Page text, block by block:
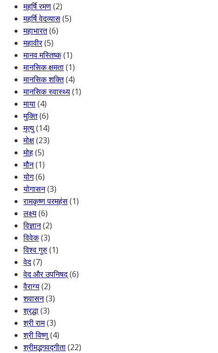
महर्षि रमण(2)
महर्षि वेदव्यास(5)
महाभारत(6)
महावीर(5)
मानव मस्तिष्क(1)
मानसिक क्षमता(1)
मानसिक शक्ति(4)
मानसिक स्वास्थ्य(1)
माया(4)
मुक्ति(6)
मृत्यु(14)
मोक्ष(23)
मोह(5)
मौन(1)
योग(6)
योगासन(3)
रामकृष्ण परमहंस(1)
लक्ष्य(6)
विज्ञान(2)
विवेक(3)
विश्व गुरु(1)
वेद(7)
वेद और उपनिषद्(6)
वैराग्य(2)
शवासन(3)
श्रद्धा(3)
श्री राम(3)
श्री विष्णु(4)
श्रीमद्भगवद्गीता(22)